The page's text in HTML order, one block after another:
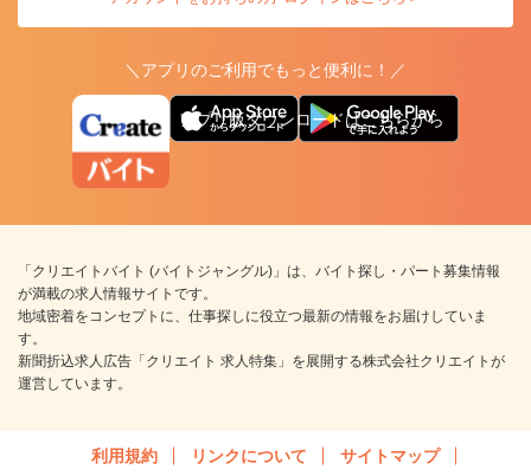
＼アプリのご利用でもっと便利に！／
アプリ版ダウンロードはこちらから
「クリエイトバイト (バイトジャングル)」は、バイト探し・パート募集情報
が満載の求人情報サイトです。
地域密着をコンセプトに、仕事探しに役立つ最新の情報をお届けしていま
す。
新聞折込求人広告「クリエイト 求人特集」を展開する株式会社クリエイトが
運営しています。
利用規約 リンクについて
サイトマップ